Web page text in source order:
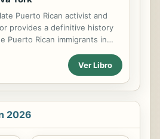
Puerto Rican activist and
provides a definitive history
Puerto Rican immigrants in
of the Hispanic
to labor, political
in the early twentieth
(History)
Ver Libro
2026